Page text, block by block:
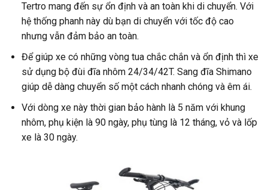
Tertro mang đến sự ổn định và an toàn khi di chuyển. Với
hệ thống phanh này dù bạn di chuyển với tốc độ cao
nhưng vẫn đảm bảo an toàn.
Để giúp xe có những vòng tua chắc chắn và ổn định thì xe
sử dụng bộ đùi đĩa nhôm 24/34/42T. Sang đĩa Shimano
giúp dễ dàng chuyển số một cách nhanh chóng và êm ái.
Với dòng xe này thời gian bảo hành là 5 năm với khung
nhôm, phụ kiện là 90 ngày, phụ tùng là 12 tháng, vỏ và lốp
xe là 30 ngày.